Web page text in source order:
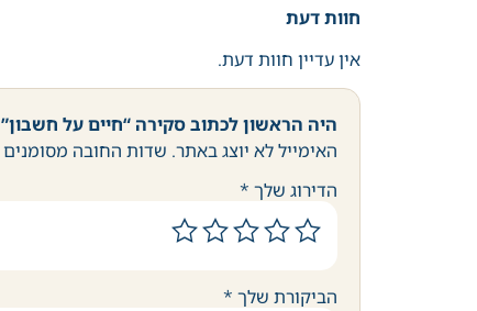
חוות דעת
אין עדיין חוות דעת.
היה הראשון לכתוב סקירה “חיים על חשבון”
האימייל לא יוצג באתר. שדות החובה מסומנים
הדירוג שלך *
הביקורת שלך *